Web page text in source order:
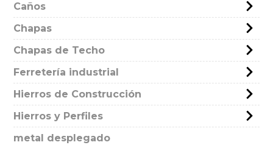
Caños
Chapas
Chapas de Techo
Ferretería industrial
Hierros de Construcción
Hierros y Perfiles
metal desplegado